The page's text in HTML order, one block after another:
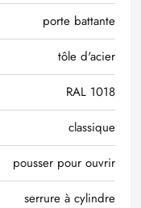
porte battante
tôle d'acier
RAL 1018
classique
pousser pour ouvrir
serrure à cylindre